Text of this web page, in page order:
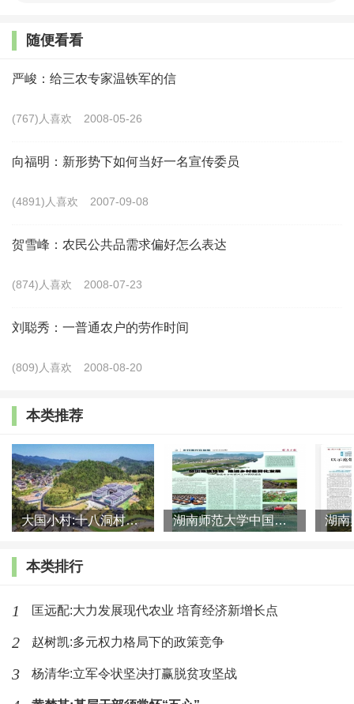
自身资源禀赋发展工业，是县域工业的必然选择。作为农业
材等农副产品规模化种养，通过对接沿海省份引进大项目、
以及抖音、微信APP等现代互联网广告技术，借助“一带一
3. 立足工农互补，构建惠农强农长效机制
村禀赋资源发展工业，不仅要根据本地农业产出发展农副产
略方向，为农业大县的工业化提供源头活水。反过来，工业
的发展战略目标，就必须服务于县域农民收入不断增加的需
要，服务于县域乡村人居环境不断提升的需要，服务于县域
农业市场竞争力与综合效益不断提高的需要。因此，应从实
现可持续发展的战略需求出发，既要及时根据市场变化调整
理好工农城乡关系出发，不断改善农业农村的生活条件和生
活水平。
（二）着力人口大县城镇化，树立城乡融合发展新
目标
随便看看
严峻：给三农专家温铁军的信
(767)人喜欢 2008-05-26
向福明：新形势下如何当好一名宣传委员
(4891)人喜欢 2007-09-08
贺雪峰：农民公共品需求偏好怎么表达
(874)人喜欢 2008-07-23
刘聪秀：一普通农户的劳作时间
(809)人喜欢 2008-08-20
本类推荐
大国小村:十八洞村的现代变迁是一道美丽的风景线 湖南师范大学中国乡村振兴研究院课题组:突出地域特色 推进乡村
本类排行
1 匡远配:大力发展现代农业 培育经济新增长点
2 赵树凯:多元权力格局下的政策竞争
3 杨清华:立军令状坚决打赢脱贫攻坚战